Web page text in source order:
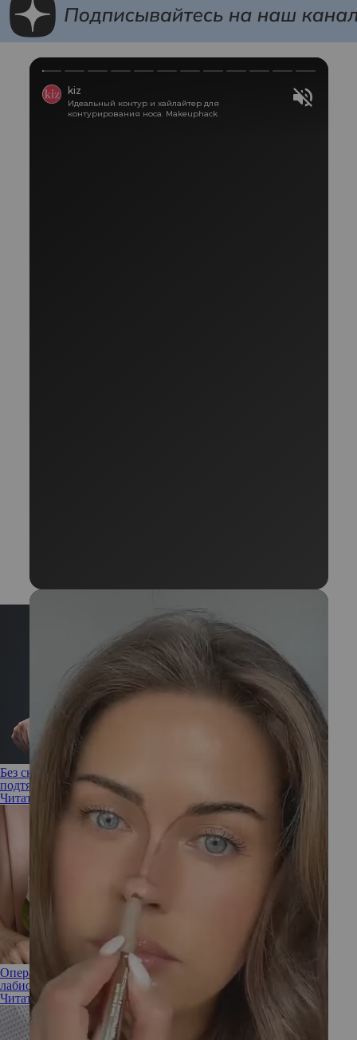
Без складок и мешков: как и когда выполняют круговую
подтяжку тела
Читать полностью
Операция на половых губах: кому, как и зачем делают
лабиопластику
Читать полностью